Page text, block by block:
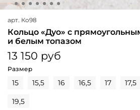
арт. Ко98
Кольцо «Дуо» с
и белым топазом
13 150 руб
Размер
15 15,5 16 16,5 17 17,5
19,5